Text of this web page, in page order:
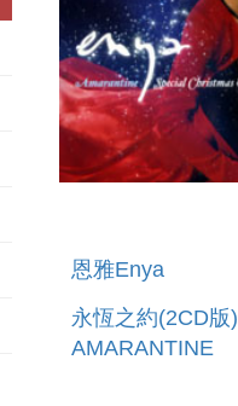
恩雅Enya
永恆之約(2CD版)
AMARANTINE